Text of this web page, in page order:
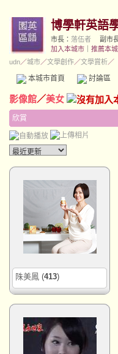
博學軒英語
市長： 落伍者 副市
加入本城市
推薦本
udn／城市／文學創作／文學賞析／
本城市首頁 討論區
影像館／美女
欣賞
陎美鳳 (413)